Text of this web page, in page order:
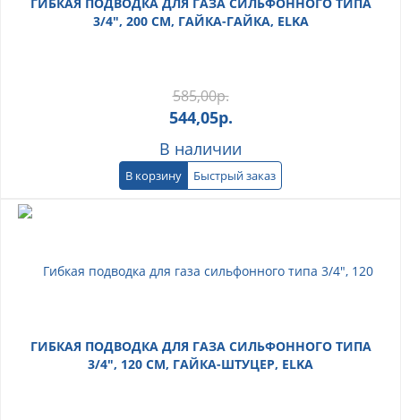
3/4", 200 СМ, ГАЙКА-ГАЙКА, ELKA
585,00р.
544,05р.
В наличии
В корзину Быстрый заказ
ГИБКАЯ ПОДВОДКА ДЛЯ ГАЗА СИЛЬФОННОГО ТИПА
3/4", 120 СМ, ГАЙКА-ШТУЦЕР, ELKA